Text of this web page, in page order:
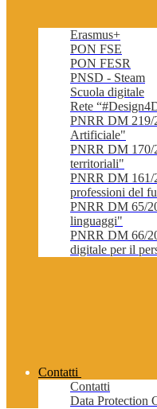
Erasmus+
PON FSE
PON FESR
PNSD - Steam
Scuola digitale
Rete
PNRR DM 219/
Artificiale"
PNRR DM 170/
territoriali"
PNRR DM 161/
professioni del
PNRR DM 65/
linguaggi"
PNRR DM 66/
digitale per il
Contatti
Contatti
Data Protection